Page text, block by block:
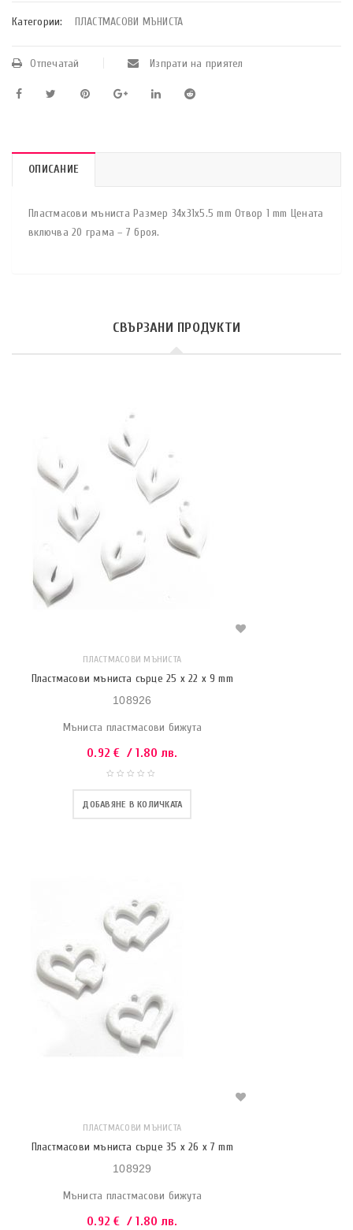
Категории: ПЛАСТМАСОВИ МЪНИСТА
Отпечатай Изпрати на приятел
ОПИСАНИЕ
Пластмасови мъниста Размер 34x31x5.5 mm Отвор 1 mm Цената
включва 20 грама – 7 броя.
СВЪРЗАНИ ПРОДУКТИ
ПЛАСТМАСОВИ МЪНИСТА
Пластмасови мъниста сърце 25 x 22 x 9 mm
108926
Мъниста пластмасови бижута
0.92€ / 1.80 лв.
ДОБАВЯНЕ В КОЛИЧКАТА
ПЛАСТМАСОВИ МЪНИСТА
Пластмасови мъниста сърце 35 x 26 x 7 mm
108929
Мъниста пластмасови бижута
0.92€ / 1.80 лв.